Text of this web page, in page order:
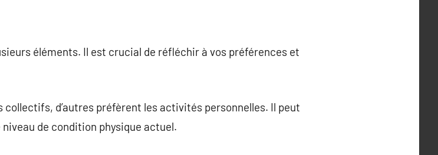
éléments. Il est crucial de réfléchir à vos préférences et
d’autres préfèrent les activités personnelles. Il peut
de condition physique actuel.